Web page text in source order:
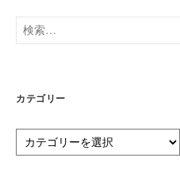
検
索:
カテゴリー
テ